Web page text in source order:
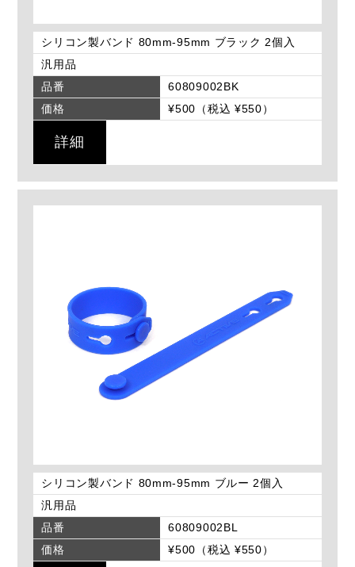
シリコン製バンド 80mm-95mm ブラック 2個入
汎用品
品番
60809002BK
価格
¥500（税込 ¥550）
詳細
シリコン製バンド 80mm-95mm ブルー 2個入
汎用品
品番
60809002BL
価格
¥500（税込 ¥550）